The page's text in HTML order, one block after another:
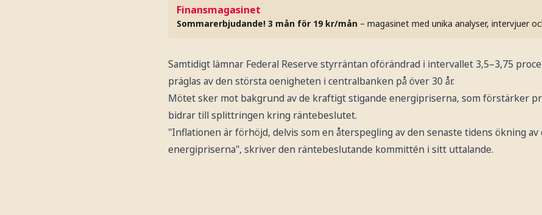
Finansmagasinet
Sommarerbjudande! 3 mån för 19 kr/mån – magasinet med unika analyser, intervjuer
Samtidigt lämnar Federal Reserve styrräntan oförändrad i intervallet 3,5–3,75
präglas av den största oenigheten i centralbanken på över 30 år.
Mötet sker mot bakgrund av de kraftigt stigande energipriserna, som förstärker
bidrar till splittringen kring räntebeslutet.
"Inflationen är förhöjd, delvis som en återspegling av den senaste tidens ökning av
energipriserna", skriver den räntebeslutande kommittén i sitt uttalande.